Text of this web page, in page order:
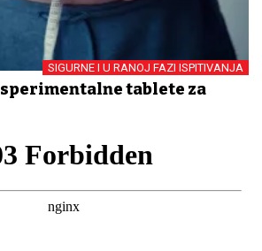
SIGURNE I U RANOJ FAZI ISPITIVANJA
tablete za